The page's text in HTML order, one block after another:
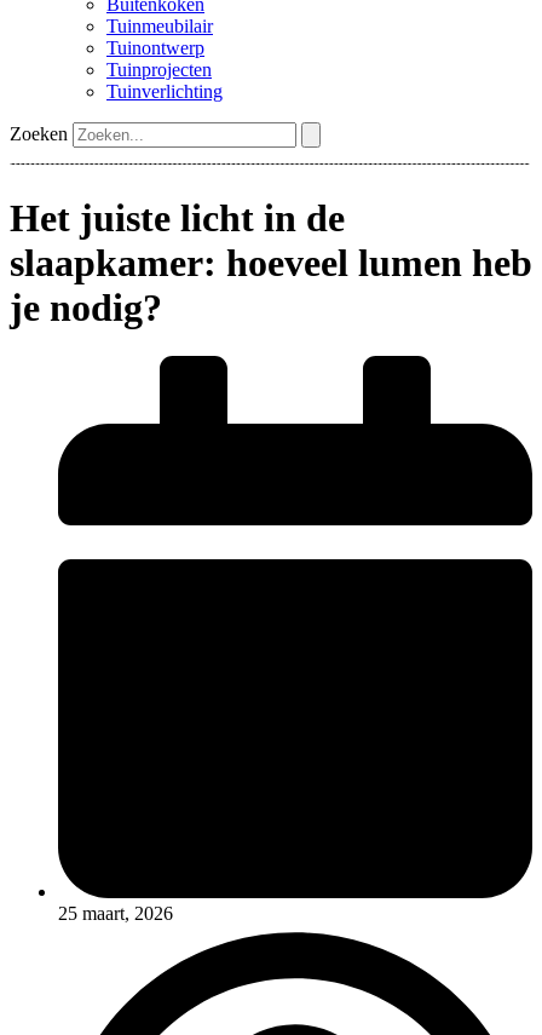
Buitenkoken
Tuinmeubilair
Tuinontwerp
Tuinprojecten
Tuinverlichting
Zoeken
Het juiste licht in de
slaapkamer: hoeveel lumen heb
je nodig?
25 maart, 2026